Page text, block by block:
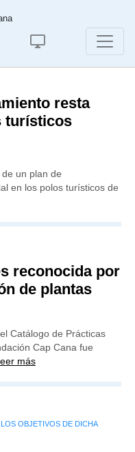
resta
turísticos
un plan de
en los polos turísticos de
reconocida por
de plantas
Catálogo de Prácticas
Cap Cana fue
más
OBJETIVOS DE DICHA